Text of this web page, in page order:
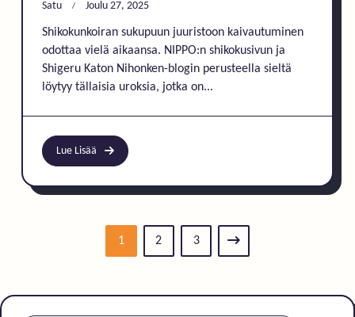
Satu Joulu 27, 2025
Shikokunkoiran sukupuun juuristoon kaivautuminen
odottaa vielä aikaansa. NIPPO:n shikokusivun ja
Shigeru Katon Nihonken-blogin perusteella sieltä
löytyy tällaisia uroksia, jotka on...
Lue Lisää
1 2 3